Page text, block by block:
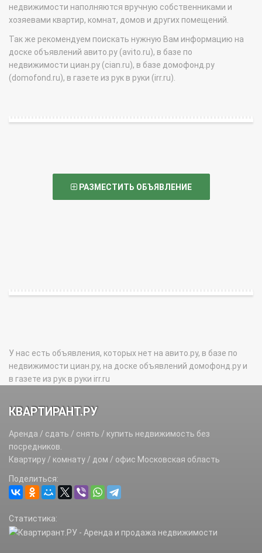
недвижимости наполняются вручную собственниками и
хозяевами квартир, комнат, домов и других помещений.
Так же рекомендуем поискать нужную Вам информацию на
доске объявлений авито.ру (avito.ru), в базе по
недвижимости циан.ру (cian.ru), в базе домофонд.ру
(domofond.ru), в газете из рук в руки (irr.ru).
РАЗМЕСТИТЬ ОБЪЯВЛЕНИЕ
У нас есть объявления, которых нет на авито.ру, в базе по
недвижимости циан.ру, на доске объявлений домофонд.ру и
в газете из рук в руки irr.ru
КВАРТИРАНТ.РУ
Аренда / сдать / снять / купить недвижимость без
посредников.
Квартиру / комнату / дом / офис Московская область
Поделиться:
Статистика: